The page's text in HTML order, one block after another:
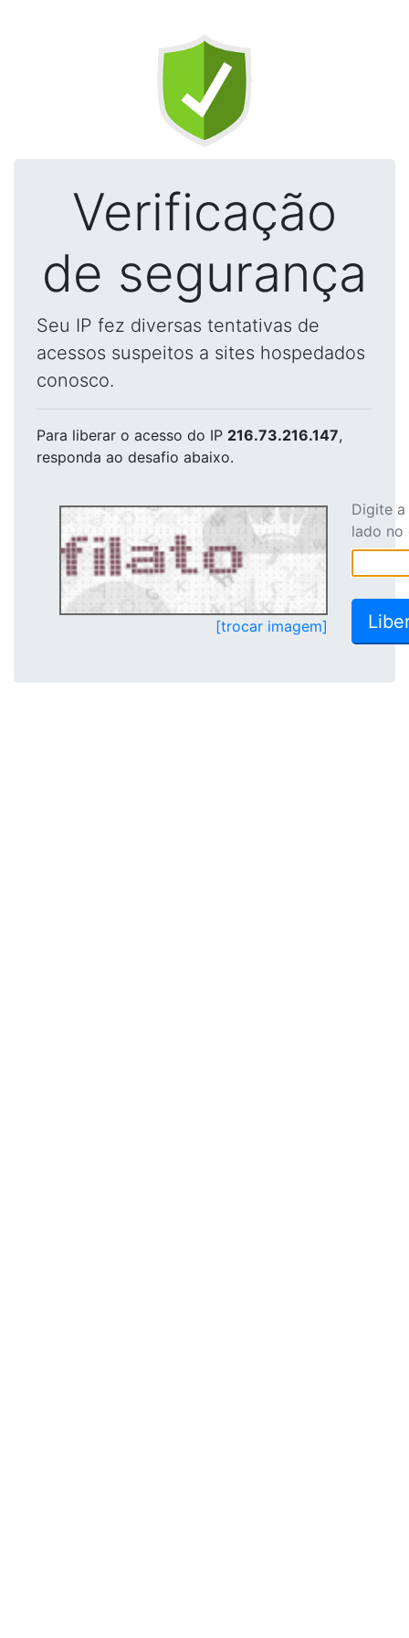
Verificação
de segurança
Seu IP fez diversas tentativas de
acessos suspeitos a sites hospedados
conosco.
Para liberar o acesso do IP 216.73.216.147,
responda ao desafio abaixo.
[trocar imagem]
Digite
lado no